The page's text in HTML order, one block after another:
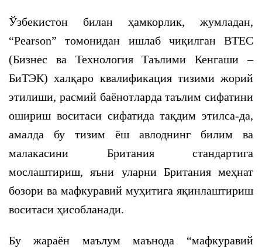
Ўзбекистон билан ҳамкорлик, жумладан,
“Pearson” томонидан ишлаб чиқилган BTEC
(Бизнес ва Технология Таълими Кенгаши –
БиТЭК) халқаро квалификация тизими жорий
этилиши, расмий баёнотларда таълим сифатини
ошириш воситаси сифатида тақдим этилса-да,
амалда бу тизим ёш авлоднинг билим ва
малакасини Британия стандартига
мослаштириш, яъни уларни Британия меҳнат
бозори ва мафкуравий муҳитига яқинлаштириш
воситаси ҳисобланади.
Бу жараён маълум маънода “мафкуравий